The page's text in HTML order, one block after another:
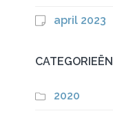
april 2023
CATEGORIEËN
2020